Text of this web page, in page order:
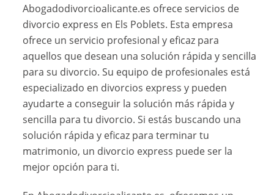
Abogadodivorcioalicante.es ofrece servicios de
divorcio express en Els Poblets. Esta empresa
ofrece un servicio profesional y eficaz para
aquellos que desean una solución rápida y sencilla
para su divorcio. Su equipo de profesionales está
especializado en divorcios express y pueden
ayudarte a conseguir la solución más rápida y
sencilla para tu divorcio. Si estás buscando una
solución rápida y eficaz para terminar tu
matrimonio, un divorcio express puede ser la
mejor opción para ti.